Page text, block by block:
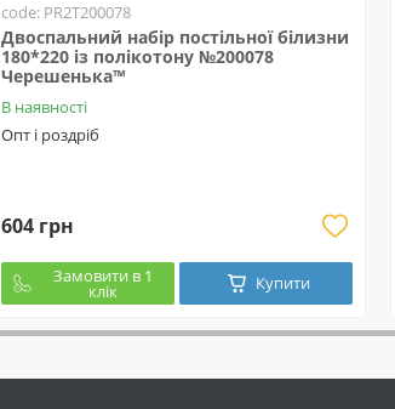
code: PR2T200078
Двоспальний набір постільної білизни
180*220 із полікотону №200078
Черешенька™
В наявності
Опт і роздріб
604 грн
Замовити в 1
клік Купити